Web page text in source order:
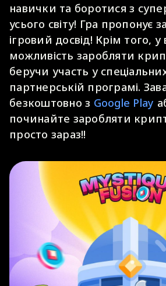
навички та боротися з
усього світу! Гра пропонує
ігровий досвід! Крім того, у
можливість заробляти
беручи участь у
партнерській програмі.
безкоштовно з Google Play
починайте заробляти
просто зараз!!